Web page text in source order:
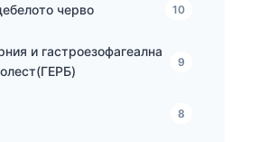
черво 10
и гастроезофагеална
9
8